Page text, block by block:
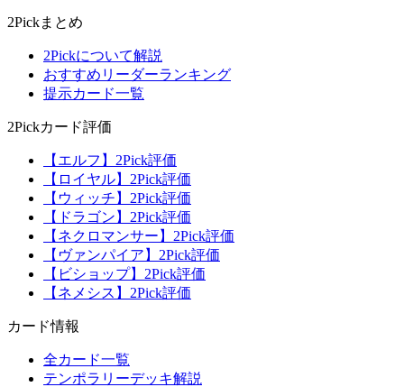
2Pickまとめ
2Pickについて解説
おすすめリーダーランキング
提示カード一覧
2Pickカード評価
【エルフ】2Pick評価
【ロイヤル】2Pick評価
【ウィッチ】2Pick評価
【ドラゴン】2Pick評価
【ネクロマンサー】2Pick評価
【ヴァンパイア】2Pick評価
【ビショップ】2Pick評価
【ネメシス】2Pick評価
カード情報
全カード一覧
テンポラリーデッキ解説